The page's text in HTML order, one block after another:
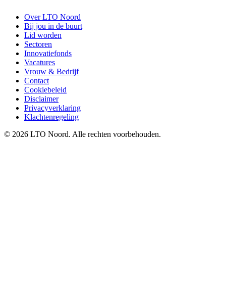
Over LTO Noord
Bij jou in de buurt
Lid worden
Sectoren
Innovatiefonds
Vacatures
Vrouw & Bedrijf
Contact
Cookiebeleid
Disclaimer
Privacyverklaring
Klachtenregeling
© 2026 LTO Noord. Alle rechten voorbehouden.